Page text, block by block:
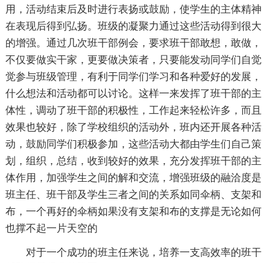
用，活动结束后及时进行表扬或鼓励，使学生的主体精神
在表现后得到弘扬。班级的凝聚力通过这些活动得到很大
的增强。通过几次班干部例会，要求班干部敢想，敢做，
不仅要做实干家，更要做决策者，只要能发动同学们自觉
觉参与班级管理，有利于同学们学习和各种爱好的发展，
什么想法和活动都可以讨论。这样一来发挥了班干部的主
体性，调动了班干部的积极性，工作起来轻松许多，而且
效果也较好，除了学校组织的活动外，班内还开展各种活
动，鼓励同学们积极参加，这些活动大都由学生们自己策
划，组织，总结，收到较好的效果，充分发挥班干部的主
体作用，加强学生之间的解和交流，增强班级的融洽度是
班主任、班干部及学生三者之间的关系如同伞柄、支架和
布，一个再好的伞柄如果没有支架和布的支撑是无论如何
也撑不起一片天空的
对于一个成功的班主任来说，培养一支高效率的班干